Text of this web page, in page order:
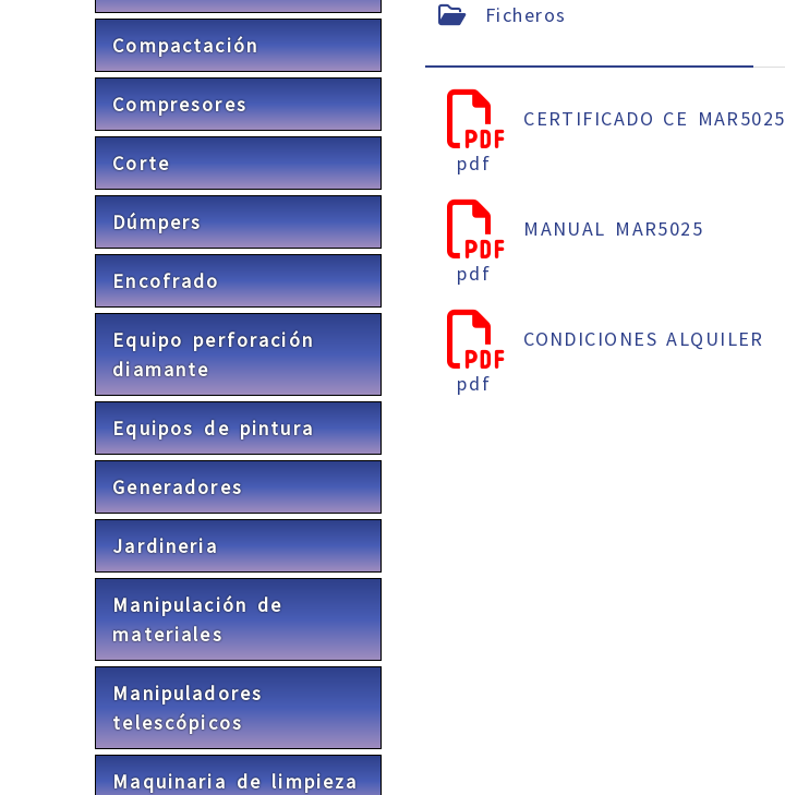
Compactación
Compresores
Corte
Dúmpers
Encofrado
Equipo perforación
diamante
Equipos de pintura
Generadores
Jardineria
Manipulación de
materiales
Manipuladores
telescópicos
Maquinaria de limpieza
Ficheros
pdf
CERTIFICADO CE MAR5025
pdf
MANUAL MAR5025
pdf
CONDICIONES ALQUILER